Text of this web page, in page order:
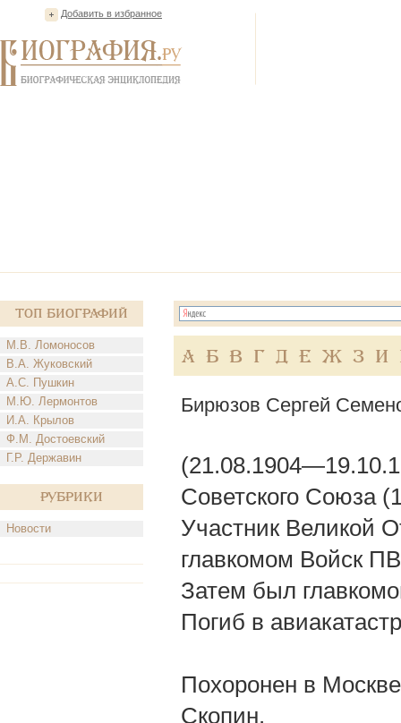
Добавить в избранное
Топ Биографий
М.В. Ломоносов
В.А. Жуковский
А.С. Пушкин
М.Ю. Лермонтов
И.А. Крылов
Ф.М. Достоевский
Г.Р. Державин
Рубрики
Новости
А Б В Г Д Е Ж З И
Бирюзов Сергей
Советского Союза
Участник Великой
главкомом Войск
Затем был
Погиб в
Похоронен в
Скопин.